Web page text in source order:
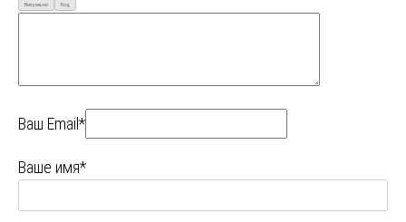
Визуально Код
Ваш Email*
Ваше имя*